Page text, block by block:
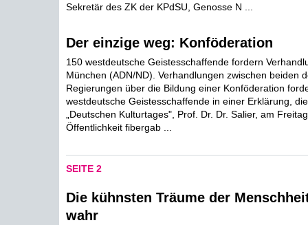
Sekretär des ZK der KPdSU, Genosse N ...
Der einzige weg: Konföderation
150 westdeutsche Geistesschaffende fordern
München (ADN/ND). Verhandlungen zwischen beiden
Regierungen über die Bildung einer Konföderation
westdeutsche Geistesschaffende in einer Erklärung,
„Deutschen Kulturtages", Prof. Dr. Dr. Salier, am
Öffentlichkeit fibergab ...
SEITE 2
Die kühnsten Träume der
wahr